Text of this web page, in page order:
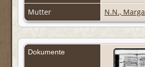
Mutter
N.N.,
Dokumente